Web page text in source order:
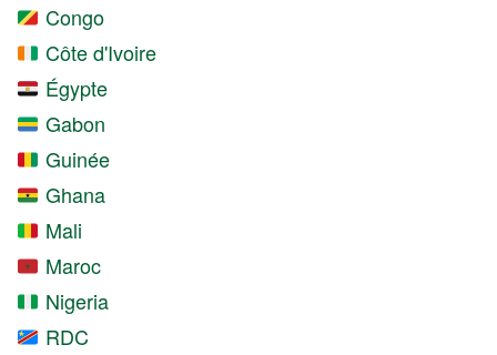
Congo
Côte d'Ivoire
Égypte
Gabon
Guinée
Ghana
Mali
Maroc
Nigeria
RDC